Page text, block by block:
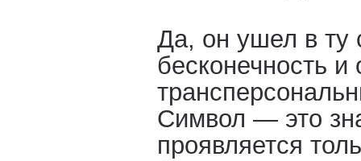
Да, он ушел в ту
бесконечность и
Символ — это
проявляется